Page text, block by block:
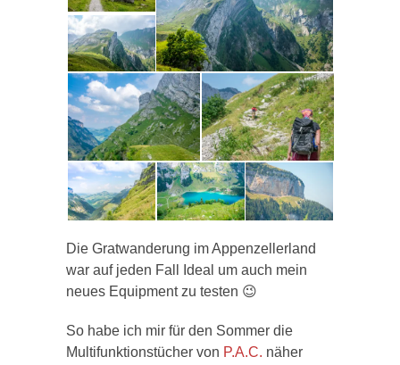
Die Gratwanderung im Appenzellerland
war auf jeden Fall Ideal um auch mein
neues Equipment zu testen 😉
So habe ich mir für den Sommer die
Multifunktionstücher von P.A.C. näher